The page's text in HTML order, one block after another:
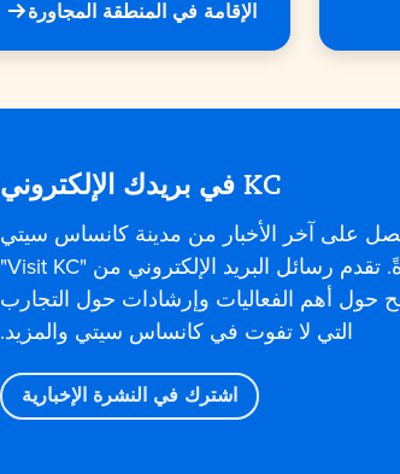
الإقامة في المنطقة المجاورة
KC في بريدك الإلكتروني
على آخر الأخبار من مدينة كانساس سيتي
مباشرةً. تقدم رسائل البريد الإلكتروني من "Visit KC"
حول أهم الفعاليات وإرشادات حول التجارب
التي لا تفوت في كانساس سيتي والمزيد.
اشترك في النشرة الإخبارية